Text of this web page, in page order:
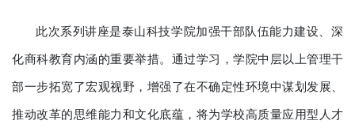
此次系列讲座是泰山科技学院加强干部队伍能力建设、深
化商科教育内涵的重要举措。通过学习，学院中层以上管理干
部一步拓宽了宏观视野，增强了在不确定性环境中谋划发展、
推动改革的思维能力和文化底蕴，将为学校高质量应用型人才